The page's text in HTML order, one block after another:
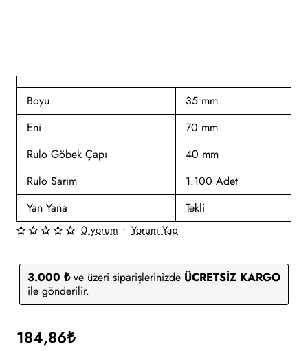
Boyu
35 mm
Eni
70 mm
Rulo Göbek Çapı
40 mm
Rulo Sarım
1.100 Adet
Yan Yana
Tekli
3.000 ₺ve üzeri siparişlerinizde ÜCRETSİZ KARGO
ile gönderilir.
0 yorum • Yorum Yap
184,86₺